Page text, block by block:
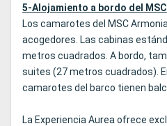
5-Alojamiento a bordo del
Los camarotes del MSC
acogedores. Las cabinas
metros cuadrados. A bordo,
suites (27 metros cuadrados).
camarotes del barco tienen
La Experiencia Aurea ofrece